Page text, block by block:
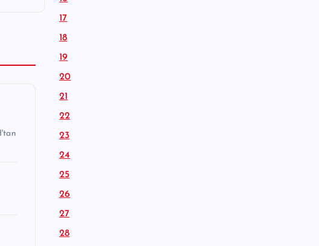
17
18
19
20
21
22
23
24
25
26
27
28